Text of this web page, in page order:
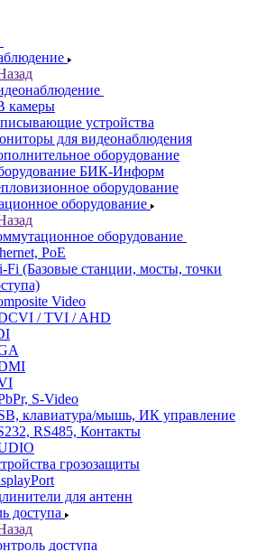
камеры
устройства
для видеонаблюдения
оборудование
БИК-Информ
оборудование
оборудование
оборудование
PoE
Fi (Базовые станции, мосты, точки
Video
/ TVI / AHD
S-Video
клавиатура/мышь, ИК управление
RS485, Контакты
грозозащиты
для антенн
доступа
доступа